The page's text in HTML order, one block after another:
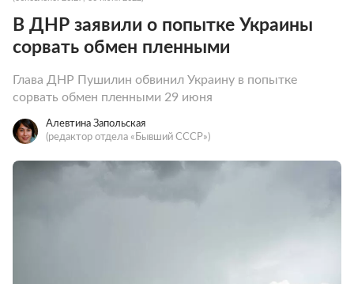
В ДНР заявили о попытке Украины
сорвать обмен пленными
Глава ДНР Пушилин обвинил Украину в попытке
сорвать обмен пленными 29 июня
Алевтина Запольская
(редактор отдела «Бывший СССР»)